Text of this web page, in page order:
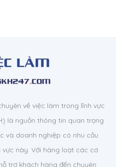
về việc làm trong lĩnh vực
là nguồn thông tin quan trọng
và doanh nghiệp có nhu cầu
này. Với hàng loạt các cơ
trợ khách hàng đến chuyên